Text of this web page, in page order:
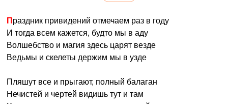
Праздник привидений отмечаем раз в году
И тогда всем кажется, будто мы в аду
Волшебство и магия здесь царят везде
Ведьмы и скелеты держим мы в узде
Пляшут все и прыгают, полный балаган
Нечистей и чертей видишь тут и там